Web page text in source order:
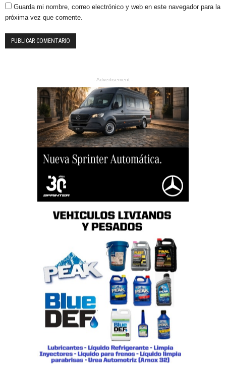
Guarda mi nombre, correo electrónico y web en este navegador para la
próxima vez que comente.
- Advertisement -